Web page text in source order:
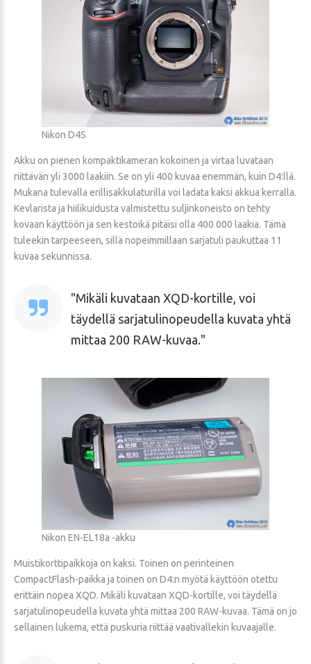
Nikon D4S
Akku on pienen kompaktikameran kokoinen ja virtaa luvataan
riittävän yli 3000 laakiin. Se on yli 400 kuvaa enemmän, kuin D4:llä.
Mukana tulevalla erillisakkulaturilla voi ladata kaksi akkua kerralla.
Kevlarista ja hiilikuidusta valmistettu suljinkoneisto on tehty
kovaan käyttöön ja sen kestoikä pitäisi olla 400 000 laakia. Tämä
tuleekin tarpeeseen, sillä nopeimmillaan sarjatuli paukuttaa 11
kuvaa sekunnissa.
Mikäli kuvataan XQD-kortille, voi
täydellä sarjatulinopeudella kuvata yhtä
mittaa 200 RAW-kuvaa.
Nikon EN-EL18a -akku
Muistikorttipaikkoja on kaksi. Toinen on perinteinen
CompactFlash-paikka ja toinen on D4:n myötä käyttöön otettu
erittäin nopea XQD. Mikäli kuvataan XQD-kortille, voi täydellä
sarjatulinopeudella kuvata yhtä mittaa 200 RAW-kuvaa. Tämä on jo
sellainen lukema, että puskuria riittää vaativallekin kuvaajalle.